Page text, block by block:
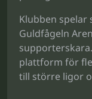
Klubben spelar
Guldfågeln
plattform för
till större ligor